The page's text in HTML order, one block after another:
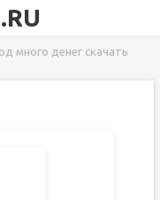
много денег скачать